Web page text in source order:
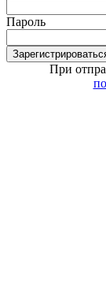
Пароль
При